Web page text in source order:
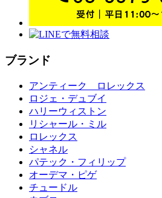
ブランド
アンティーク ロレックス
ロジェ・デュブイ
ハリーウィストン
リシャール・ミル
ロレックス
シャネル
パテック・フィリップ
オーデマ・ピゲ
チュードル